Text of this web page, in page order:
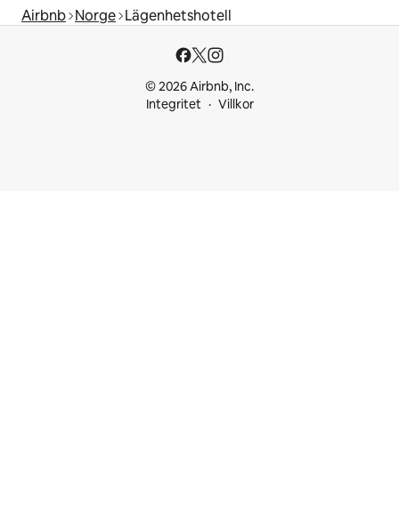
Airbnb Norge Lägenhetshotell
© 2026 Airbnb, Inc.
Integritet
Villkor